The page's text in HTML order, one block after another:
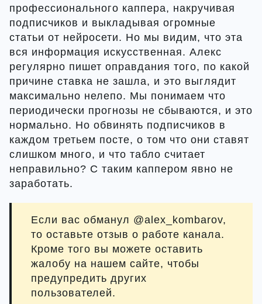
профессионального каппера, накручивая
подписчиков и выкладывая огромные
статьи от нейросети. Но мы видим, что эта
вся информация искусственная. Алекс
регулярно пишет оправдания того, по какой
причине ставка не зашла, и это выглядит
максимально нелепо. Мы понимаем что
периодически прогнозы не сбываются, и это
нормально. Но обвинять подписчиков в
каждом третьем посте, о том что они ставят
слишком много, и что табло считает
неправильно? С таким каппером явно не
заработать.
Если вас обманул @alex_kombarov,
то оставьте отзыв о работе канала.
Кроме того вы можете оставить
жалобу на нашем сайте, чтобы
предупредить других
пользователей.